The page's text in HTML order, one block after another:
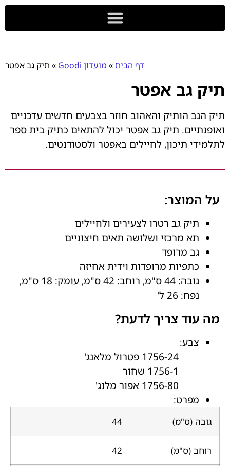
לתוכן
דף הבית» מועדון Goodi » תיק גב אפטר
תיק גב אפטר
תיק הגב הותיק והאהוב חוזר בצבעים חדשים עדכניים
ואופנתיים. תיק גב אפטר יכול להתאים כתיק בית ספר
לתלמידי תיכון, לחיילים באפטר ולסטודנטים.
על המוצר:
תיק גב רטרו לצעירים ולחיילים
תא מרכזי ושלושה תאים חיצוניים
גב מרופד
כתפיות מרופדות וידית אחיזה
גובה: 44 ס"מ, רוחב: 42 ס"מ, עומק: 18 ס"מ,
נפח: 26 ל'
מה עוד צריך לדעת?
צבע:
1756-24 פטרול מלאנג'
1756-1 שחור
1756-80 אפור מלנג'
מפרט:
גובה (ס"מ) 44
רוחב (ס"מ) 42